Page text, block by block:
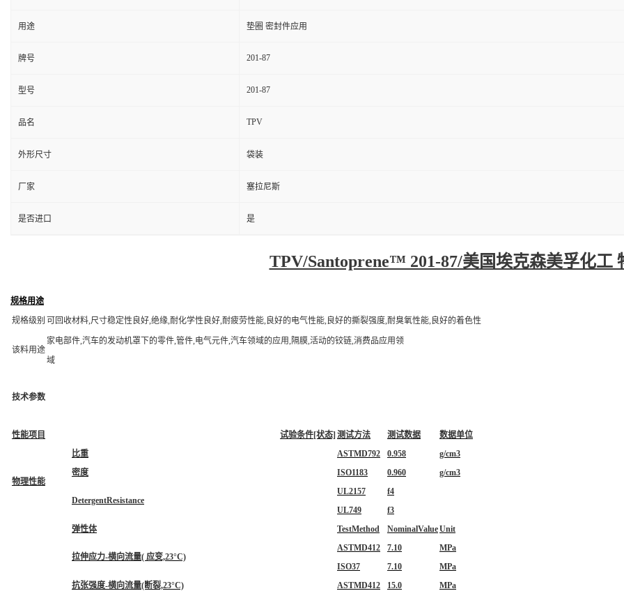
用途 垫圈 密封件应用
牌号 201-87
型号 201-87
品名 TPV
外形尺寸 袋装
厂家 塞拉尼斯
是否进口 是
TPV/Santoprene™ 201-87/美国埃克森美孚化工
规格用途
规格级别 可回收材料,尺寸稳定性良好,绝缘,耐化学性良好,耐疲劳性能,良好的电气性能,良好的撕裂强度,耐臭氧性能,良好的着色性
该料用途
家电部件,汽车的发动机罩下的零件,管件,电气元件,汽车领域的应用,隔膜,活动的铰链,消费品应用领
域
技术参数
性能项目 试验条件[状态] 测试方法 测试数据 数据单位
物理性能
比重 ASTMD792 0.958
g/cm3
密度
ISO1183 0.960 g/cm3
DetergentResistance
UL2157
f4
UL749
f3
弹性体 TestMethod NominalValueUnit
拉伸应力-横向流量( 应变,23°C)
ASTMD412 7.10
MPa
ISO37
7.10
MPa
抗张强度-横向流量(断裂,23°C)
ASTMD412 15.0
MPa